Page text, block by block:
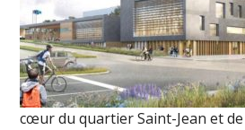
cœur du quartier Saint-Jean et de